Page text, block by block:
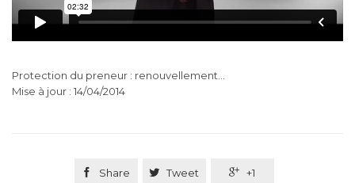
Protection du preneur : renouvellement…
Mise à jour : 14/04/2014
 Share  Tweet  +1